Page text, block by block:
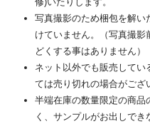
写真撮影のため梱包を解い
けていません。（写真撮
どくする事はありません）
ネット以外でも販売してい
ては売り切れの場合がござ
半端在庫の数量限定の商品
く、サンプルがお出しで